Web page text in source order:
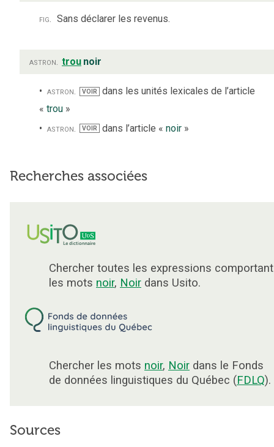
fig. Sans déclarer les revenus.
astron. trou noir
astron. VOIR dans les unités lexicales de l’article
« trou »
astron.
VOIR dans l’article « noir»
Recherches associées
Chercher toutes les expressions comportant
les mots noir, Noir dans Usito.
Chercher les mots noir, Noir dans le Fonds
de données linguistiques du Québec (FDLQ).
Sources